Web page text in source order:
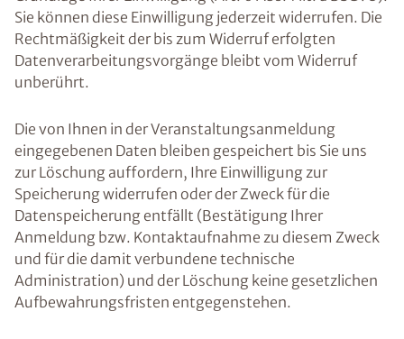
Sie können diese Einwilligung jederzeit widerrufen. Die
Rechtmäßigkeit der bis zum Widerruf erfolgten
Datenverarbeitungsvorgänge bleibt vom Widerruf
unberührt.
Die von Ihnen in der Veranstaltungsanmeldung
eingegebenen Daten bleiben gespeichert bis Sie uns
zur Löschung auffordern, Ihre Einwilligung zur
Speicherung widerrufen oder der Zweck für die
Datenspeicherung entfällt (Bestätigung Ihrer
Anmeldung bzw. Kontaktaufnahme zu diesem Zweck
und für die damit verbundene technische
Administration) und der Löschung keine gesetzlichen
Aufbewahrungsfristen entgegenstehen.